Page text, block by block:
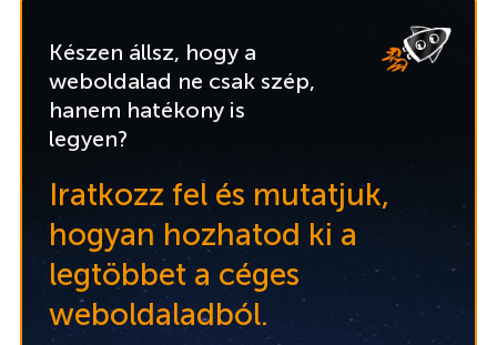
Készen állsz, hogy a
weboldalad ne csak szép,
hanem hatékony is
legyen?
Iratkozz fel és mutatjuk,
hogyan hozhatod ki a
legtöbbet a céges
weboldaladból.